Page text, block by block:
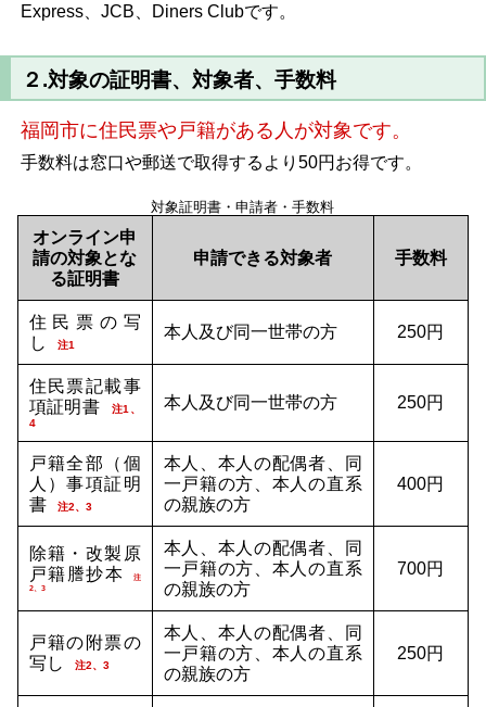
Express、JCB、Diners Clubです。
２.対象の証明書、対象者、手数料
福岡市に住民票や戸籍がある人が対象です。
手数料は窓口や郵送で取得するより50円お得です。
対象証明書・申請者・手数料
オンライン申
請の対象とな
る証明書
申請できる対象者 手数料
住民票の写
し
注1
本人及び同一世帯の方 250円
住民票記載事
項証明書 注1、
4
本人及び同一世帯の方 250円
戸籍全部（個
人）事項証明
書注2、3
本人、本人の配偶者、同
一戸籍の方、本人の直系
の親族の方
400円
除籍・改製原
戸籍謄抄本
注
2、3
本人、本人の配偶者、同
一戸籍の方、本人の直系
の親族の方
700円
戸籍の附票の
写し
注2、3
本人、本人の配偶者、同
一戸籍の方、本人の直系
の親族の方
250円